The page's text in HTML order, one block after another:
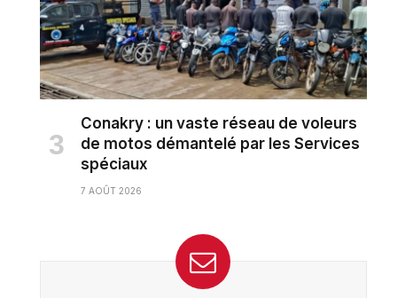
Conakry : un vaste réseau de voleurs
de motos démantelé par les Services
spéciaux
7 AOÛT 2026